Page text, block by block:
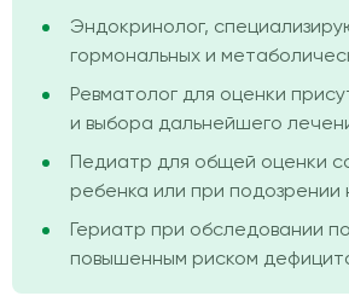
Эндокринолог,
гормональных и
Ревматолог для оценки
и выбора дальнейшего
Педиатр для общей оценки
ребенка или при подозрении
Гериатр при обследовании
повышенным риском